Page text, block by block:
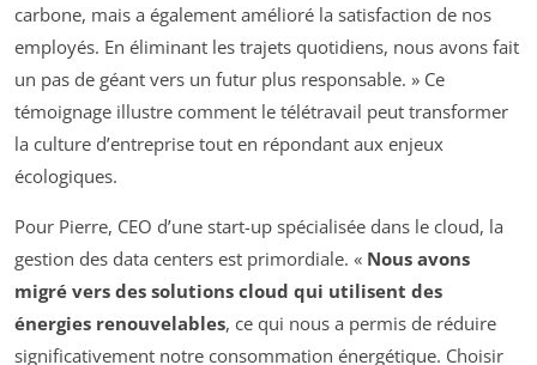
carbone, mais a également amélioré la satisfaction de nos
employés. En éliminant les trajets quotidiens, nous avons fait
un pas de géant vers un futur plus responsable. » Ce
témoignage illustre comment le télétravail peut transformer
la culture d’entreprise tout en répondant aux enjeux
écologiques.
Pour Pierre, CEO d’une start-up spécialisée dans le cloud, la
gestion des data centers est primordiale. « Nous avons
migré vers des solutions cloud qui utilisent des
énergies renouvelables, ce qui nous a permis de réduire
significativement notre consommation énergétique. Choisir